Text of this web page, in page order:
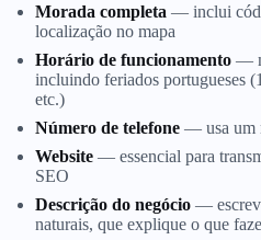
Morada completa — inclui
localização no mapa
Horário de funcionamento —
incluindo feriados portugueses
etc.)
Número de telefone — usa um
Website — essencial para
SEO
Descrição do negócio —
naturais, que explique o que